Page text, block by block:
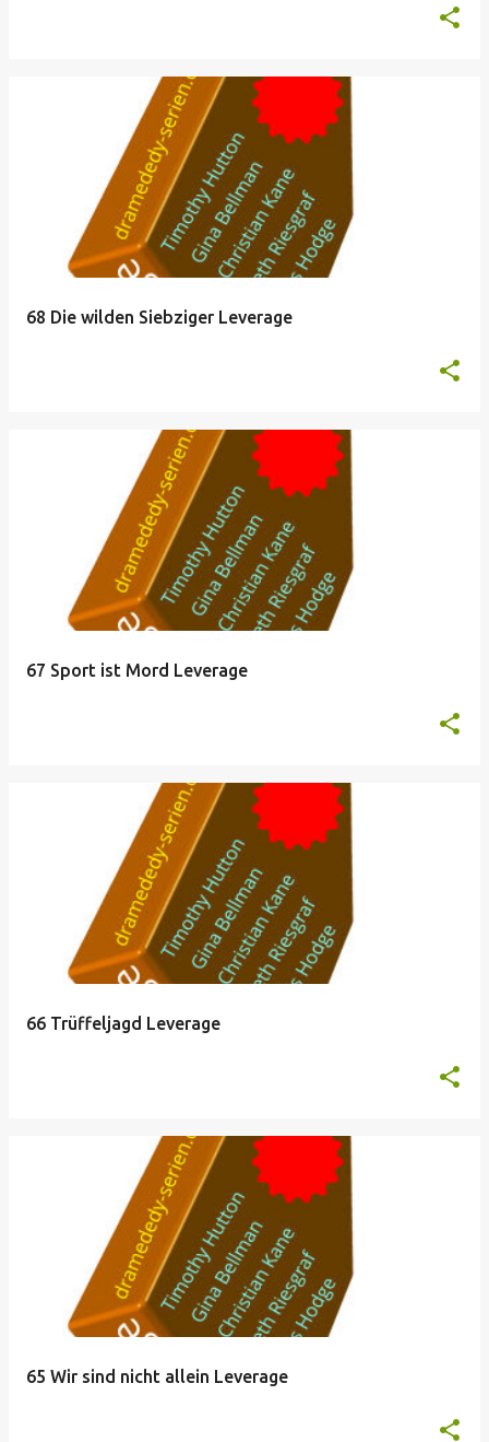
68 Die wilden Siebziger Leverage
67 Sport ist Mord Leverage
66 Trüffeljagd Leverage
65 Wir sind nicht allein Leverage